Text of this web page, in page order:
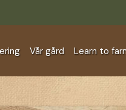
Vår gård Learn to